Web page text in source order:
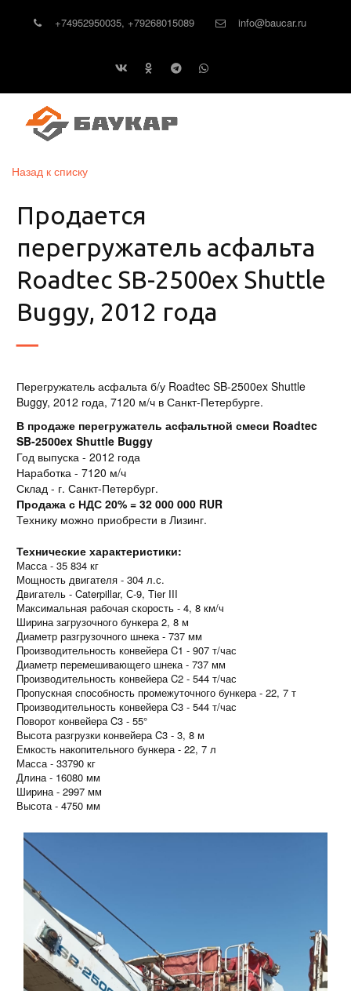
+74952950035, +79268015089 info@baucar.ru
Назад к списку
Продается
перегружатель асфальта
Roadtec SB-2500ex Shuttle
Buggy, 2012 года
Перегружатель асфальта б/у Roadtec SB-2500ex Shuttle
Buggy, 2012 года, 7120 м/ч в Санкт-Петербурге.
В продаже перегружатель асфальтной смеси Roadtec
SB-2500ex Shuttle Buggy
Год выпуска - 2012 года
Наработка - 7120 м/ч
Склад - г. Санкт-Петербург.
Продажа с НДС 20% = 32 000 000 RUR
Технику можно приобрести в Лизинг.
Технические характеристики:
Масса - 35 834 кг
Мощность двигателя - 304 л.с.
Двигатель - Caterpillar, С-9, Tier III
Максимальная рабочая скорость - 4, 8 км/ч
Ширина загрузочного бункера 2, 8 м
Диаметр разгрузочного шнека - 737 мм
Производительность конвейера C1 - 907 т/час
Диаметр перемешивающего шнека - 737 мм
Производительность конвейера C2 - 544 т/час
Пропускная способность промежуточного бункера - 22, 7 т
Производительность конвейера C3 - 544 т/час
Поворот конвейера C3 - 55°
Высота разгрузки конвейера C3 - 3, 8 м
Емкость накопительного бункера - 22, 7 л
Масса - 33790 кг
Длина - 16080 мм
Ширина - 2997 мм
Высота - 4750 мм